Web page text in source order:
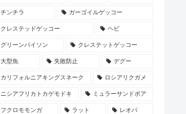
チンチラ ガーゴイルゲッコー
クレステッドゲッコー ヘビ
グリーンパイソン クレステットゲッコー
大型魚 失敗防止 デグー
カリフォルニアキングスネーク ロシアリクガメ
ニシアフリカトカゲモドキ ミュラーサンドボア
フクロモモンガ ラット レオパ